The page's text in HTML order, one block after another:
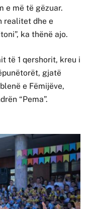
e më të gëzuar.
realitet dhe e
ka thënë ajo.
të 1 qershorit, kreu i
gjatë
e Fëmijëve,
“Pema”.